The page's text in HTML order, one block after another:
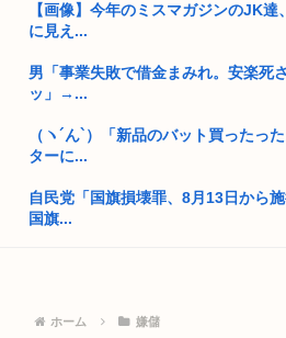
【特殊性癖あり】遊戯王、がんばれ
【画像】女の子、パンティの種類が多
麻辣湯、必死にステマされるも日本
い
性行為の同意のお勉強漫画が192.1
で勉...
西村ゆか氏がひろゆき新党に難色を
【画像】今年のミスマガジンのJK
に見え...
男「事業失敗で借金まみれ。安楽死
ッ」→...
（ヽ´ん`）「新品のバット買ったっ
ターに...
自民党「国旗損壊罪、8月13日から
国旗...
ホーム 嫌儲